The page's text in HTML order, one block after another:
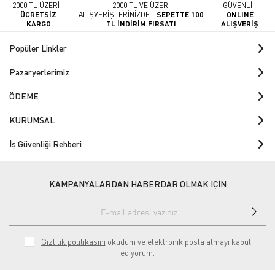
2000 TL ÜZERİ -
ÜCRETSİZ
KARGO
2000 TL VE ÜZERİ
ALIŞVERİŞLERİNİZDE -SEPETTE 100
TL İNDİRİM FIRSATI
GÜVENLİ -
ONLINE
ALIŞVERİŞ
Popüler Linkler
Pazaryerlerimiz
ÖDEME
KURUMSAL
İş Güvenliği Rehberi
KAMPANYALARDAN HABERDAR OLMAK İÇİN
Gizlilik politikasını okudum ve elektronik posta almayı kabul
ediyorum.